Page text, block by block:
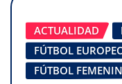
ACTUALIDAD
FÚTBOL
FÚTBOL